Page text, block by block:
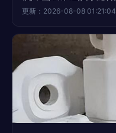
更新：2026-08-08 01:21:04